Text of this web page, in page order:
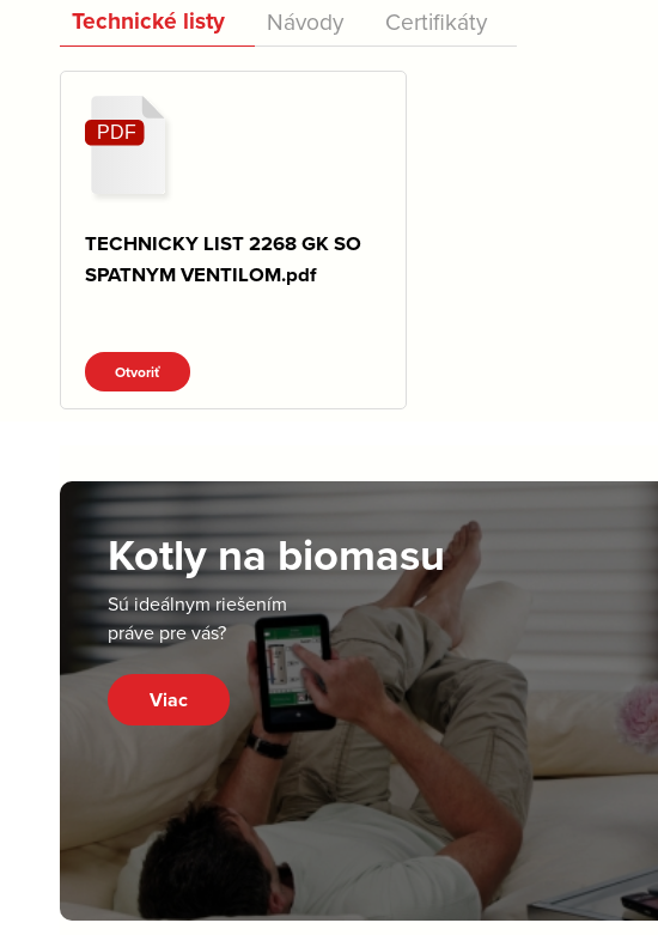
Technické listy Návody Certifikáty
TECHNICKY LIST 2268 GK SO
SPATNYM VENTILOM.pdf
Otvoriť
Kotly na biomasu
Sú ideálnym riešením
práve pre vás?
Viac